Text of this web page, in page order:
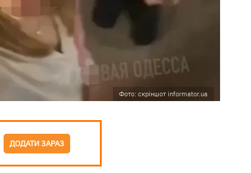
Фото: скріншот informator.ua
ДОДАТИ ЗАРАЗ